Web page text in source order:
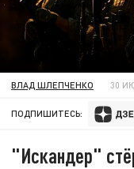
ВЛАД ШЛЕПЧЕНКО 30
ПОДПИШИТЕСЬ:
"Искандер"